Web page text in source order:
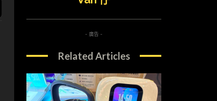
- 廣告 -
Related Articles